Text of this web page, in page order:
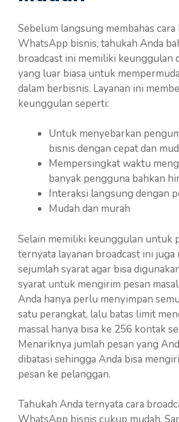
Sebelum langsung membahas cara
WhatsApp bisnis, tahukah Anda
broadcast ini memiliki keunggulan
yang luar biasa untuk
dalam berbisnis. Layanan ini
keunggulan seperti:
Untuk menyebarkan
bisnis dengan cepat dan
Mempersingkat waktu
banyak pengguna bahkan
Interaksi langsung dengan
Mudah dan murah
Selain memiliki keunggulan untuk
ternyata layanan broadcast ini juga
sejumlah syarat agar bisa
syarat untuk mengirim pesan
Anda hanya perlu menyimpan
satu perangkat, lalu batas limit
massal hanya bisa ke 256 kontak
Menariknya jumlah pesan yang
dibatasi sehingga Anda bisa
pesan ke pelanggan.
Tahukah Anda ternyata cara